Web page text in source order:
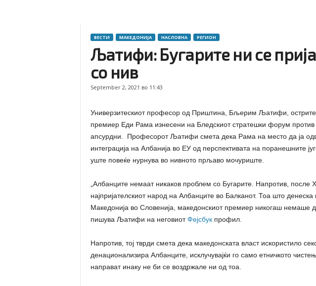
ВЕСТИ МАКЕДОНИЈА НАСЛОВНА РЕГИОН
Љатифи: Бугарите ни се
со нив
September 2, 2021 во 11:43
Универзитескиот професор од Приштина, Бљерим Љатифи, острите
премиер Еди Рама изнесени на Бледскиот стратешки форум против
апсурдни. Професорот Љатифи смета дека Рама на место да ја
интеграција на Албанија во ЕУ од перспективата на поранешните
уште повеќе нурнува во нивното прљаво мочуриште.
„Албанците немаат никаков проблем со Бугарите. Напротив, после
најпријателскиот народ на Албанците во Балканот. Тоа што
Македонија во Словенија, македонскиот премиер никогаш немаше
пишува Љатифи на неговиотФејсбукпрофил.
Напротив, тој тврди смета дека македонската власт искористило
денационализира Албанците, исклучувајќи го само етничкото
направат инаку не би се воздржале ни од тоа.